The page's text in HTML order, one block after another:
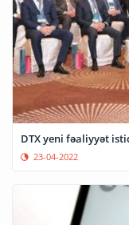
DTX yeni fəaliyyət
23-04-2022